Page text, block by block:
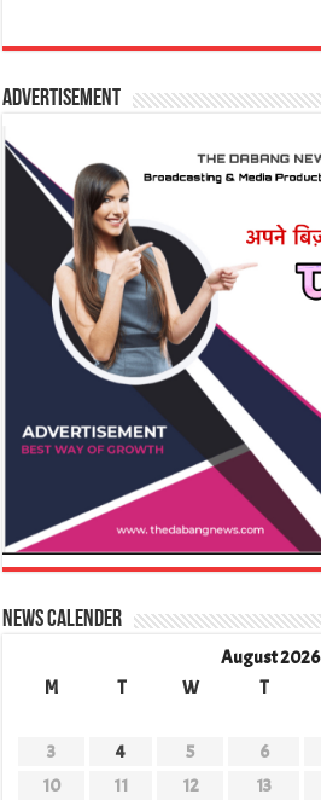
Advertisement
News Calender
August 2026
M
T W T
3
4 5 6
10
11 12 13